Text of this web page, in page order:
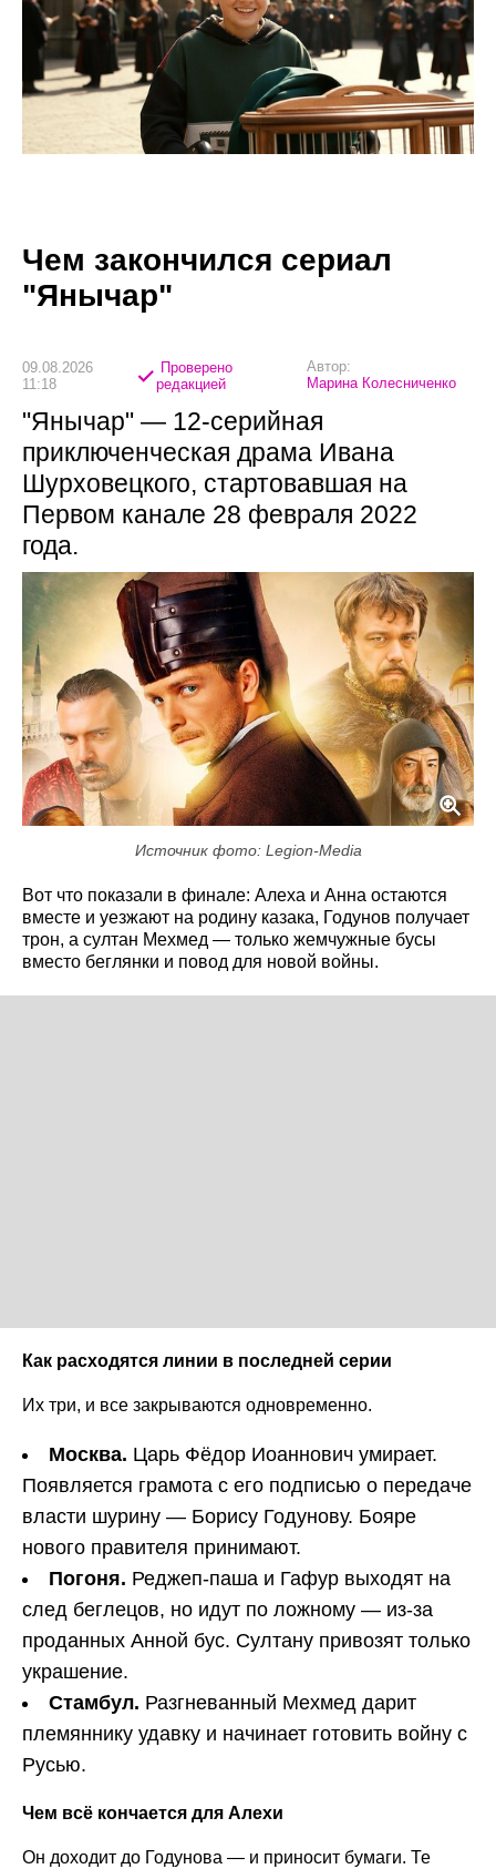
Чем закончился сериал
"Янычар"
09.08.2026
11:18
Проверено
редакцией
Автор:
Марина Колесниченко
"Янычар" — 12-серийная
приключенческая драма Ивана
Шурховецкого, стартовавшая на
Первом канале 28 февраля 2022
года.
Источник фото: Legion-Media
Вот что показали в финале: Алеха и Анна остаются
вместе и уезжают на родину казака, Годунов получает
трон, а султан Мехмед — только жемчужные бусы
вместо беглянки и повод для новой войны.
Как расходятся линии в последней серии
Их три, и все закрываются одновременно.
Москва. Царь Фёдор Иоаннович умирает.
Появляется грамота с его подписью о передаче
власти шурину — Борису Годунову. Бояре
нового правителя принимают.
Погоня. Реджеп-паша и Гафур выходят на
след беглецов, но идут по ложному — из-за
проданных Анной бус. Султану привозят только
украшение.
Стамбул. Разгневанный Мехмед дарит
племяннику удавку и начинает готовить войну с
Русью.
Чем всё кончается для Алехи
Он доходит до Годунова — и приносит бумаги. Те